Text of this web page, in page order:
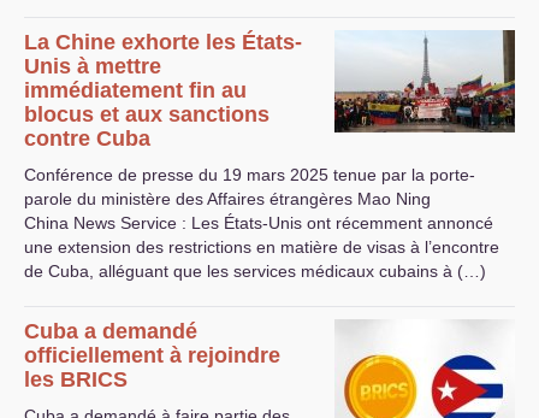
La Chine exhorte les États-
Unis à mettre
immédiatement fin au
blocus et aux sanctions
contre Cuba
Conférence de presse du 19 mars 2025 tenue par la porte-
parole du ministère des Affaires étrangères Mao Ning
China News Service : Les États-Unis ont récemment annoncé
une extension des restrictions en matière de visas à l’encontre
de Cuba, alléguant que les services médicaux cubains à (…)
Cuba a demandé
officiellement à rejoindre
les BRICS